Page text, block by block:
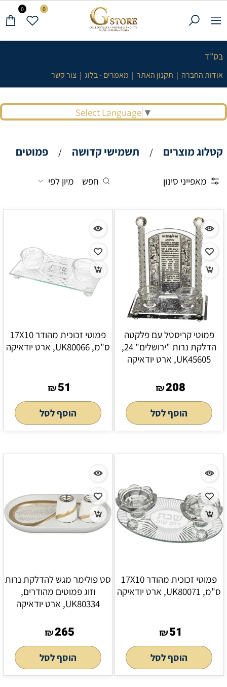
בס"ד
אודות החברה | תקנון האתר | מאמרים - בלוג | צור קשר
Select Language ▼
0 0
קטלוג מוצרים / תשמישי קדושה / פמוטים
מאפייני סינון חפש מיון לפי
פמוטי קריסטל עם פלקטה
הדלקת נרות "ירושלים" 24,
UK45605, ארט יודאיקה
₪208
הוסף לסל
פמוטי זכוכית מהודר 17X10
ס"מ, UK80066, ארט יודאיקה
₪51
הוסף לסל
פמוטי זכוכית מהודר 17X10
ס"מ, UK80071, ארט יודאיקה
₪51
הוסף לסל
סט פולימר מגש להדלקת נרות
וזוג פמוטים מהודרים,
UK80334, ארט יודאיקה
₪265
הוסף לסל